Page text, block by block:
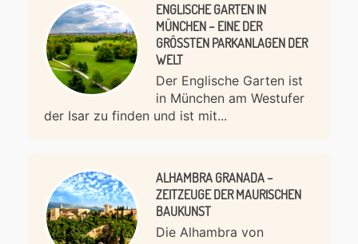
ENGLISCHE GARTEN IN
MÜNCHEN – EINE DER
GRÖSSTEN PARKANLAGEN DER W
ELT
Der Englische Garten ist
in München am Westufer
der Isar zu finden und ist mit...
ALHAMBRA GRANADA –
ZEITZEUGE DER MAURISCHEN
BAUKUNST
Die Alhambra von